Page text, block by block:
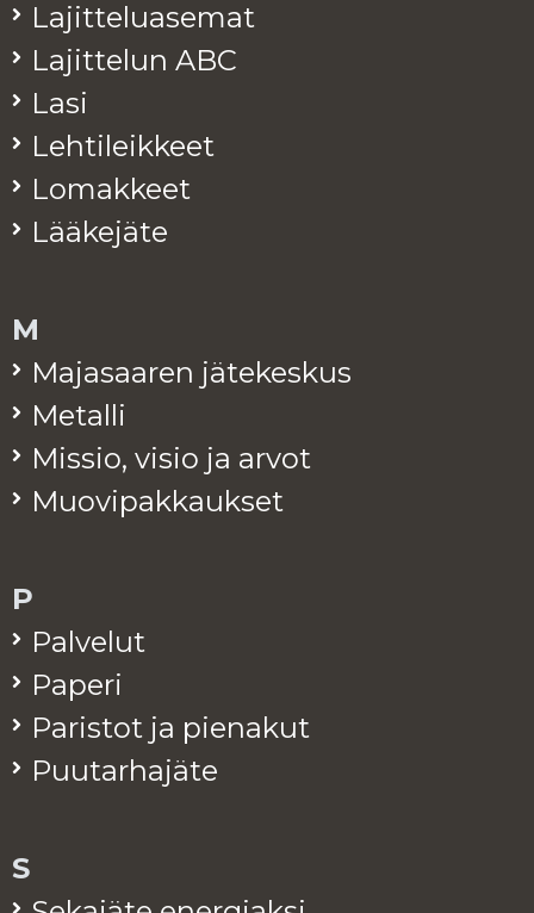
La­jit­te­lua­se­mat
La­jit­te­lun ABC
Lasi
Leh­ti­leik­keet
Lo­mak­keet
Lää­ke­jä­te
M
Ma­ja­saa­ren jä­te­kes­kus
Me­tal­li
Mis­sio, visio ja arvot
Muo­vi­pak­kauk­set
P
Pal­ve­lut
Pa­pe­ri
Pa­ris­tot ja pie­na­kut
Puu­tar­ha­jä­te
S